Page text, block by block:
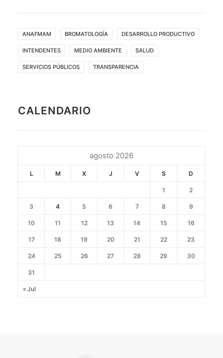
ANAFMAM BROMATOLOGÍA DESARROLLO PRODUCTIVO
INTENDENTES MEDIO AMBIENTE SALUD
SERVICIOS PÚBLICOS TRANSPARENCIA
CALENDARIO
agosto 2026
L M X J V S D
1 2
3 4 5 6 7 8 9
10 11 12 13 14 15 16
17 18 19 20 21 22 23
24 25 26 27 28 29 30
31
« Jul